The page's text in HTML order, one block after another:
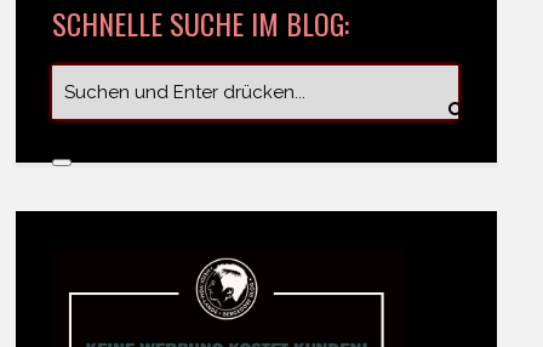
SCHNELLE SUCHE IM BLOG: